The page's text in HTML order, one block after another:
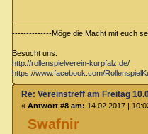
--------------Möge die Macht mit euch
Besucht uns:
http://rollenspielverein-kurpfalz.de/
https://www.facebook.com/
Swafnir
Re: Vereinstreff am Freitag
« Antwort #8 am: 14.02.2017 |